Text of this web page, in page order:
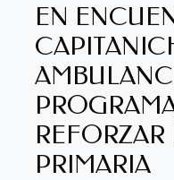
EN
PRIMARIA